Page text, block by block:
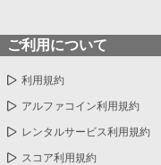
幸せになり、自
ご利用について
利用規約
アルファコイン利用規約
レンタルサービス利用規約
スコア利用規約